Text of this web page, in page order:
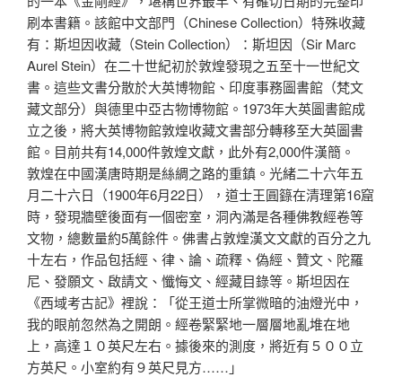
刷本書籍。該館中文部門（Chinese Collection）特殊收藏
有：斯坦因收藏（Stein Collection）：斯坦因（Sir Marc
Aurel Stein）在二十世紀初於敦煌發現之五至十一世紀文
書。這些文書分散於大英博物館、印度事務圖書館（梵文
藏文部分）與德里中亞古物博物館。1973年大英圖書館成
立之後，將大英博物館敦煌收藏文書部分轉移至大英圖書
館。目前共有14,000件敦煌文獻，此外有2,000件漢簡。
敦煌在中國漢唐時期是絲綢之路的重鎮。光緒二十六年五
月二十六日（1900年6月22日），道士王圓籙在清理第16窟
時，發現牆壁後面有一個密室，洞內滿是各種佛教經卷等
文物，總數量約5萬餘件。佛書占敦煌漢文文獻的百分之九
十左右，作品包括經、律、論、疏釋、偽經、贊文、陀羅
尼、發願文、啟請文、懺悔文、經藏目錄等。斯坦因在
《西域考古記》裡說：「從王道士所掌微暗的油燈光中，
我的眼前忽然為之開朗。經卷緊緊地一層層地亂堆在地
上，高達１０英尺左右。據後來的測度，將近有５００立
方英尺。小室約有９英尺見方……」